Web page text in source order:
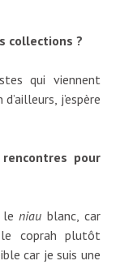
collections ?
qui viennent
j’espère
pour
leniau blanc, car
coprah plutôt
car je suis une